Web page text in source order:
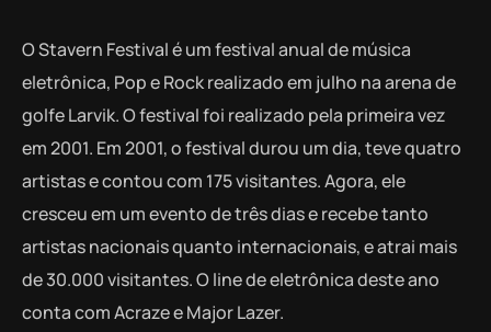
O Stavern Festival é um festival anual de música
eletrônica, Pop e Rock realizado em julho na arena de
golfe Larvik. O festival foi realizado pela primeira vez
em 2001. Em 2001, o festival durou um dia, teve quatro
artistas e contou com 175 visitantes. Agora, ele
cresceu em um evento de três dias e recebe tanto
artistas nacionais quanto internacionais, e atrai mais
de 30.000 visitantes. O line de eletrônica deste ano
conta com Acraze e Major Lazer.